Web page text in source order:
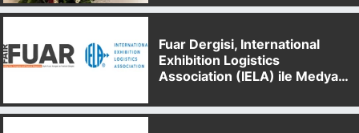
Fuar Dergisi, International
Exhibition Logistics
Association (IELA) ile Medya